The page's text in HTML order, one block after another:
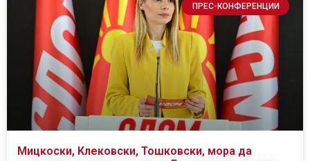
ПРЕС-КОНФЕРЕНЦИИ
Мицкоски, Клековски, Тошковски, мора да